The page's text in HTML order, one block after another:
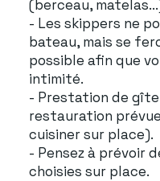
(berceau,
- Les skippers ne
bateau, mais se
possible afin que
intimité.
- Prestation de
restauration
cuisiner sur place).
- Pensez à prévoir
choisies sur place.